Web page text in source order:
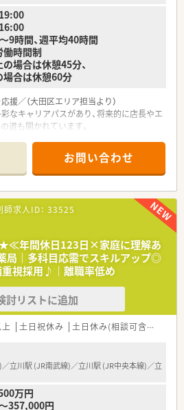
9時間、週平均40時間
時間制
場合は休憩45分、
場合は休憩60分
援／（大田区エリア担当より）
なキャリアパスがあり、将来的に店長やエ
道も開かれています。
ついて】
から徒歩1分という好立地にあり、駅前店
多様な処方箋を応需している環境です。
枚ほどで、耳鼻科や皮膚科、内科、眼科な
い知識を習得できる職場です。
の体制で運営されており、複数の薬剤師
様一人ひとりに丁寧な対応が可能です。
開する大手チェーンであり、医療モール
年以上の実績を持つ業界のパイオニアで
して育休取得を推奨しており、女性が長く
くりを経営の主軸に置いている法人で
場の薬剤師がのびのびと成長できる社風を
療業界でも高い定着率を維持しています。
業界トップクラスの多さを誇り、有給休暇
お問い合わせ
師求人ID： 33525
★≪年間休日123日×家庭に理解あ
局｜多科目応需でスキルアップ◎
重視採用♪｜離職率低め
討リストに追加
土日祝休み 土日休み(相談可含む)
立川駅 (JR南武線)／立川駅 (JR中央本線)／立
万円
357,000円